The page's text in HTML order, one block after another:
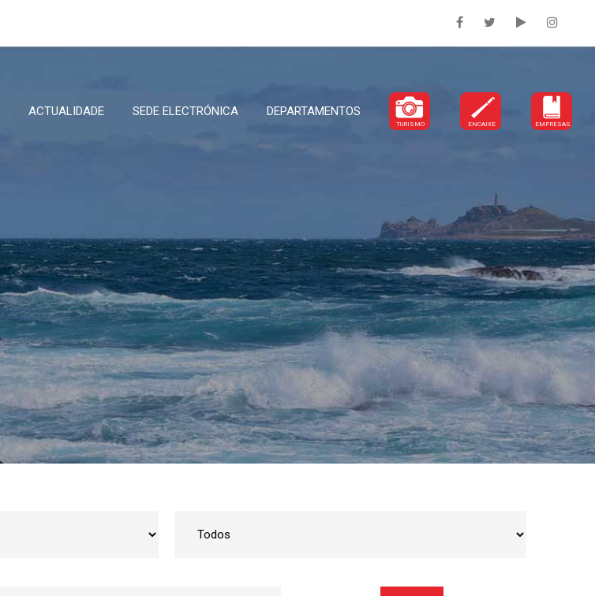
ACTUALIDADE SEDE ELECTRÓNICA DEPARTAMENTOS
TURISMO ENCAIXE EMPRESAS